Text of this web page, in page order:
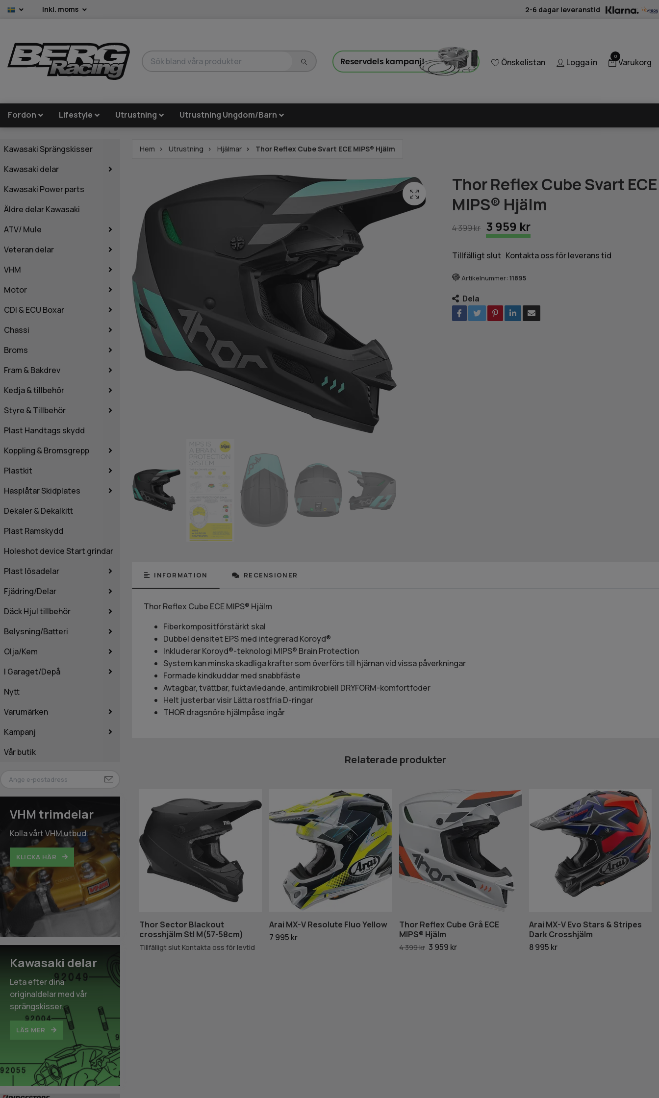
Inkl. moms 2-6 dagar leveranstid
Önskelistan Logga in
0
Varukorg
Fordon Lifestyle Utrustning Utrustning Ungdom/Barn
Kawasaki Sprängskisser
Kawasaki delar
Kawasaki Power parts
Äldre delar Kawasaki
ATV/ Mule
Veteran delar
VHM
Motor
CDI & ECU Boxar
Chassi
Broms
Fram & Bakdrev
Kedja & tillbehör
Styre & Tillbehör
Plast Handtags skydd
Koppling & Bromsgrepp
Plastkit
Hasplåtar Skidplates
Dekaler & Dekalkitt
Plast Ramskydd
Holeshot device Start grindar
Plast lösadelar
Fjädring/Delar
Däck Hjul tillbehör
Belysning/Batteri
Olja/Kem
I Garaget/Depå
Nytt
Varumärken
Kampanj
Vår butik
VHM trimdelar
Kolla vårt VHM utbud.
KLICKA HÄR
Kawasaki delar
Leta efter dina
originaldelar med vår
sprängskisser.
LÄS MER
Hem Utrustning Hjälmar Thor Reflex Cube Svart ECE MIPS® Hjälm
Thor Reflex Cube Svart ECE
MIPS® Hjälm
4 399 kr 3 959 kr
Tillfälligt slut Kontakta oss för leverans tid
Artikelnummer: 11895
Dela
INFORMATION RECENSIONER
Thor Reflex Cube ECE MIPS® Hjälm
Fiberkompositförstärkt skal
Dubbel densitet EPS med integrerad Koroyd®
Inkluderar Koroyd®-teknologi MIPS® Brain Protection
System kan minska skadliga krafter som överförs till hjärnan vid vissa påverkningar
Formade kindkuddar med snabbfäste
Avtagbar, tvättbar, fuktavledande, antimikrobiell DRYFORM-komfortfoder
Helt justerbar visir Lätta rostfria D-ringar
THOR dragsnöre hjälmpåse ingår
Thor Sector Blackout
crosshjälm Stl M(57-58cm)
Tillfälligt slut Kontakta oss för levtid
Arai MX-V Resolute Fluo Yellow
7 995 kr
Thor Reflex Cube Grå ECE
MIPS® Hjälm
4 399 kr 3 959 kr
Arai MX-V Evo Stars & Stripes
Dark Crosshjälm
8 995 kr